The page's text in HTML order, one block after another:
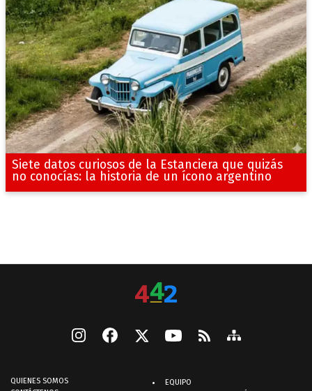
Siete datos curiosos de la Estanciera que quizás
no conocías: la historia de un ícono argentino
QUIENES SOMOS
EQUIPO